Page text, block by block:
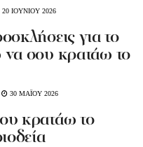
20 ΙΟΥΝΙΟΥ 2026
για το
σου κρατάω το
30 ΜΑΪΟΥ 2026
κρατάω το